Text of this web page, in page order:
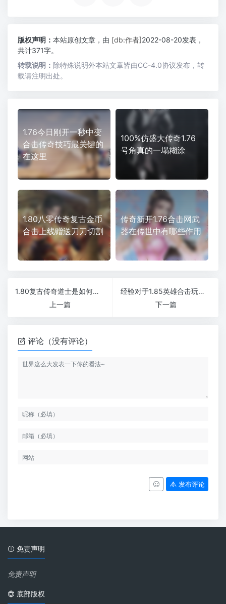
版权声明： 本站原创文章，由 [db:作者]2022-08-20发表，
共计371字。
转载说明： 除特殊说明外本站文章皆由CC-4.0协议发布，转
载请注明出处。
1.76今日刚开一秒中变
合击传奇技巧最关键的
在这里
100%仿盛大传奇1.76
号角真的一塌糊涂
1.80八零传奇复古金币
合击上线赠送刀刀切割
传奇新开1.76合击网武
器在传世中有哪些作用
1.80复古传奇道士是如何完成战斗的
上一篇
经验对于1.85英雄合击玩家来说重要吗
下一篇
评论（没有评论）
发布评论
免责声明
免责声明
底部版权